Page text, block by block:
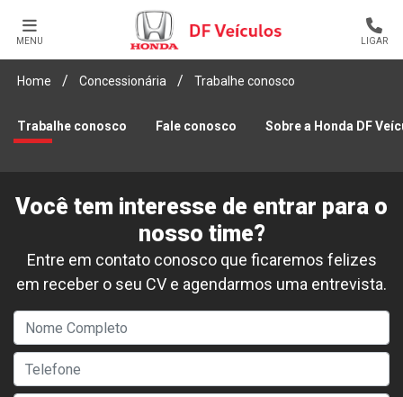
MENU LIGAR
Home Concessionária Trabalhe conosco
Fale conosco Sobre a Honda DF
Trabalhe conosco
Você tem interesse de entrar para o
nosso time?
Entre em contato conosco que ficaremos felizes
em receber o seu CV e agendarmos uma entrevista.